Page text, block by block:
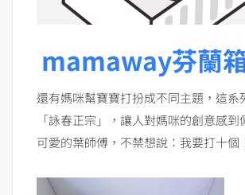
mamaway芬蘭
還有媽咪幫寶寶打扮成不同主題，這系
「詠春正宗」，讓人對媽咪的創意感到
可愛的葉師傅，不禁想說：我要打十個